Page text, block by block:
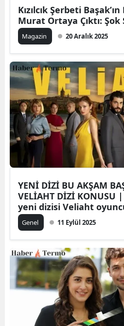
Kızılcık Şerbeti
Murat Ortaya Çıktı: Şok
Magazin 20 Aralık 2025
YENİ DİZİ BU AKŞAM
VELİAHT DİZİ KONUSU
yeni dizisi Veliaht
Kadroda kimler var?
Genel 11 Eylül 2025